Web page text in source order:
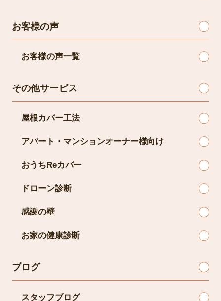
お客様の声
お客様の声一覧
その他サービス
屋根カバー工法
アパート・マンションオーナー様向け
おうちReカバー
ドローン診断
感謝の壁
お家の健康診断
ブログ
スタッフブログ